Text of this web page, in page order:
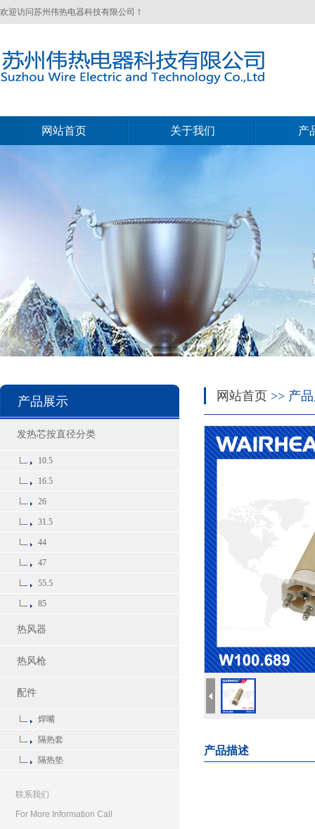
欢迎访问苏州伟热电器科技有限公司！
网站首页 关于我们
关于我们
产
产品展示
发热芯按直径分类
10.5
16.5
26
31.5
44
47
55.5
85
热风器
热风枪
配件
焊嘴
隔热套
隔热垫
联系我们
For More Information Call
网站首页 >> 产
产品描述